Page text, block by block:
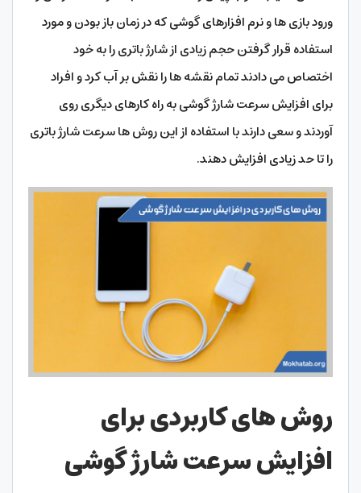
ورود بازی ها و نرم افزارهای گوشی که در زمان باز بودن و مورد
استفاده قرار گرفتن حجم زیادی از شارژ باتری را به خود
اختصاص می دادند تمام نقشه ها را نقش بر آب کرد و افراد
برای افزایش سرعت شارژ گوشی به راه کارهای دیگری روی
آوردند و سعی دارند با استفاده از این روش ها سرعت شارژ باتری
را تا حد زیادی افزایش دهند.
روش های کاربردی برای
افزایش سرعت شارژ گوشی